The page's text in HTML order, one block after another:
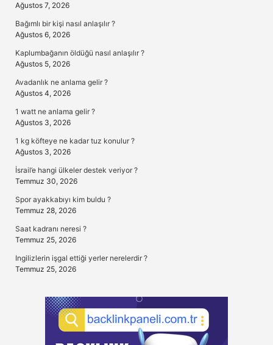
Ağustos 7, 2026
Bağımlı bir kişi nasıl anlaşılır ?
Ağustos 6, 2026
Kaplumbağanın öldüğü nasıl anlaşılır ?
Ağustos 5, 2026
Avadanlık ne anlama gelir ?
Ağustos 4, 2026
1 watt ne anlama gelir ?
Ağustos 3, 2026
1 kg köfteye ne kadar tuz konulur ?
Ağustos 3, 2026
İsrail’e hangi ülkeler destek veriyor ?
Temmuz 30, 2026
Spor ayakkabıyı kim buldu ?
Temmuz 28, 2026
Saat kadranı neresi ?
Temmuz 25, 2026
Ingilizlerin işgal ettiği yerler nerelerdir ?
Temmuz 25, 2026